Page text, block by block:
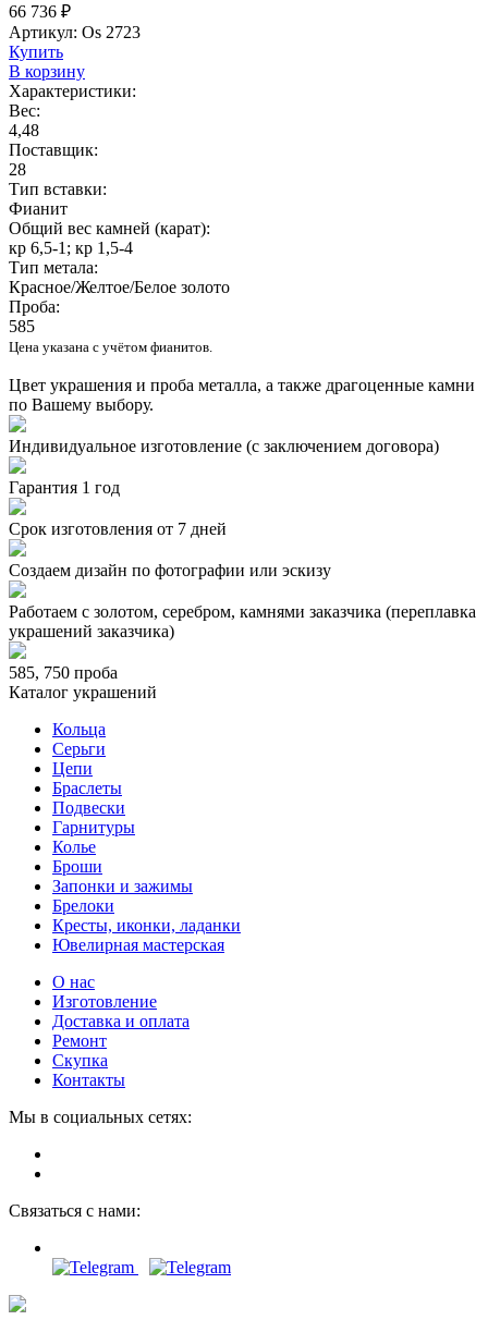
66 736 ₽
Артикул: Os 2723
Купить
В корзину
Характеристики:
Вес:
4,48
Поставщик:
28
Тип вставки:
Фианит
Общий вес камней (карат):
кр 6,5-1; кр 1,5-4
Тип метала:
Красное/Желтое/Белое золото
Проба:
585
Цена указана с учётом фианитов.
Цвет украшения и проба металла, а также драгоценные камни
по Вашему выбору.
Индивидуальное изготовление (с заключением договора)
Гарантия 1 год
Срок изготовления от 7 дней
Создаем дизайн по фотографии или эскизу
Работаем с золотом, серебром, камнями заказчика (переплавка
украшений заказчика)
585, 750 проба
Каталог украшений
Кольца
Серьги
Цепи
Браслеты
Подвески
Гарнитуры
Колье
Броши
Запонки и зажимы
Брелоки
Кресты, иконки, ладанки
Ювелирная мастерская
О нас
Изготовление
Доставка и оплата
Ремонт
Скупка
Контакты
Мы в социальных сетях:
Связаться с нами: